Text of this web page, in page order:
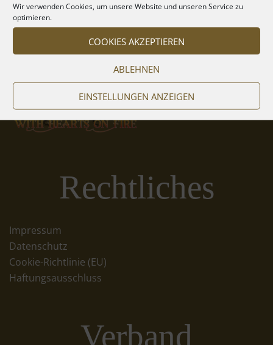
Wir verwenden Cookies, um unsere Website und unseren Service zu
optimieren.
COOKIES AKZEPTIEREN
ABLEHNEN
EINSTELLUNGEN ANZEIGEN
Rechtliches
Impressum
Datenschutz
Cookie-Richtlinie (EU)
Haftungsausschluss
Verband